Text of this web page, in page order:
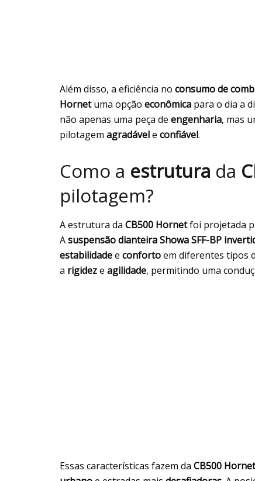
Além disso, a eficiência no consumo de
Hornetuma opção econômica para o dia a
não apenas uma peça de engenharia, mas
pilotagem agradávele confiável.
Como a estrutura da
pilotagem?
A estrutura da CB500 Hornetfoi projetada
Asuspensão dianteira Showa SFF-BP
estabilidadee confortoem diferentes tipos
a rigideze agilidade, permitindo uma
Essas características fazem da CB500 Hornet